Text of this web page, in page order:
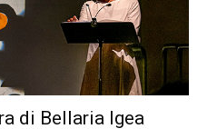
di Bellaria Igea